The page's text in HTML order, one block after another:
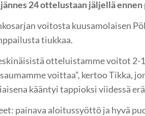
24 ottelustaan jäljellä
voitosta kuusamolaisen
tiukkaa.
otteluistamme voitot
voittaa”, kertoo Tikka,
kääntyi tappioksi viidessä
painava aloitussyöttö ja hyvä